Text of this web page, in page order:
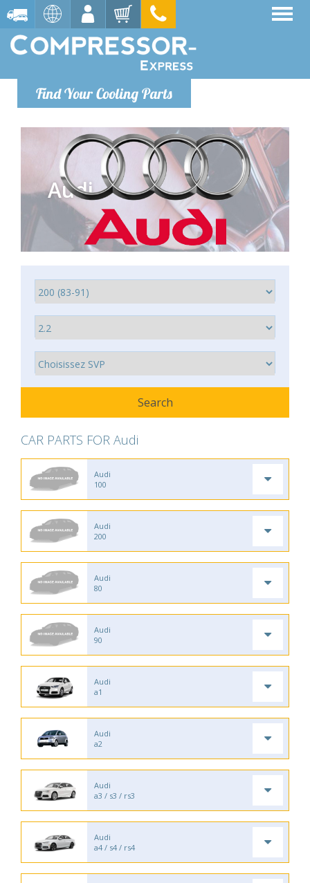
Find Your Cooling Parts
Audi
CAR PARTS FOR Audi
Audi
100
Audi
200
Audi
80
Audi
90
Audi
a1
Audi
a2
Audi
a3 / s3 / rs3
Audi
a4 / s4 / rs4